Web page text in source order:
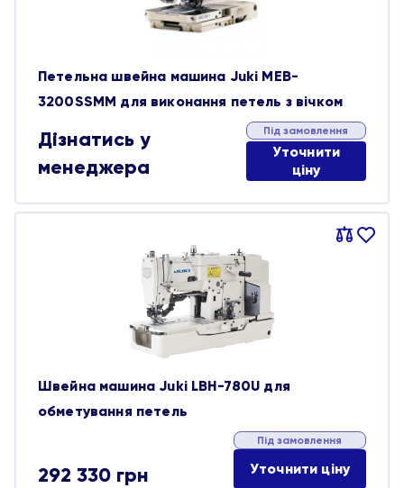
Петельна швейна машина Juki MEB-
3200SSMM для виконання петель з вічком
Дізнатись у
менеджера
Під замовлення
Уточнити
ціну
Порівняти
В
Швейна машина Juki LBH-780U для
обметування петель
292 330 грн
Під замовлення
Уточнити ціну